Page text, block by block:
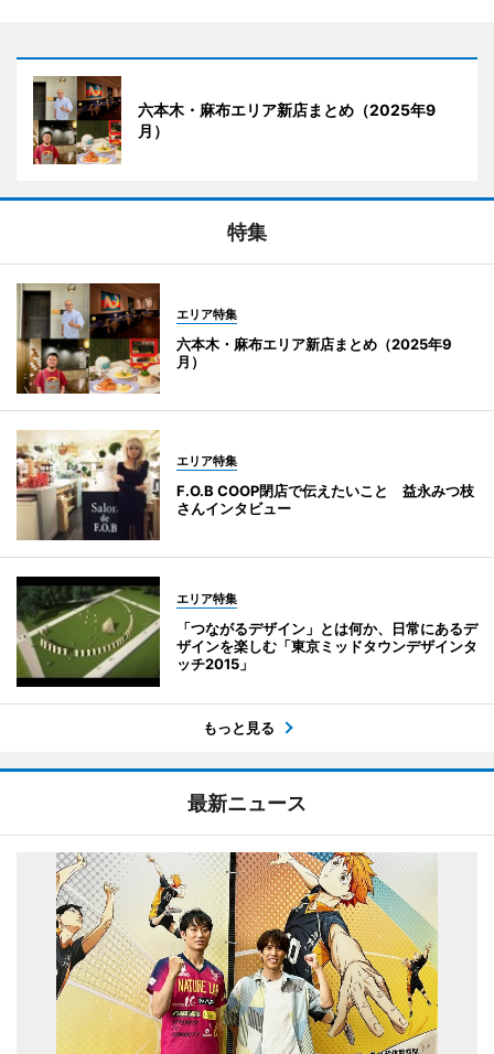
六本木・麻布エリア新店まとめ（2025年9
月）
特集
エリア特集
六本木・麻布エリア新店まとめ（2025年9
月）
エリア特集
F.O.B COOP閉店で伝えたいこと 益永みつ枝
さんインタビュー
エリア特集
「つながるデザイン」とは何か、日常にあるデ
ザインを楽しむ「東京ミッドタウンデザインタ
ッチ2015」
もっと見る
最新ニュース